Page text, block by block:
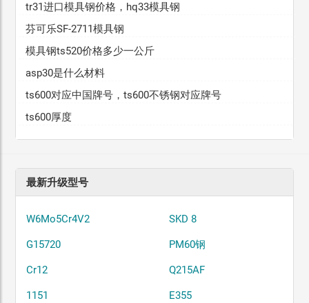
tr31进口模具钢价格，hq33模具钢
芬可乐SF-2711模具钢
模具钢ts520价格多少一公斤
asp30是什么材料
ts600对应中国牌号，ts600不锈钢对应牌号
ts600厚度
最新升级型号
W6Mo5Cr4V2 SKD 8
G15720 PM60钢
Cr12 Q215AF
1151 E355